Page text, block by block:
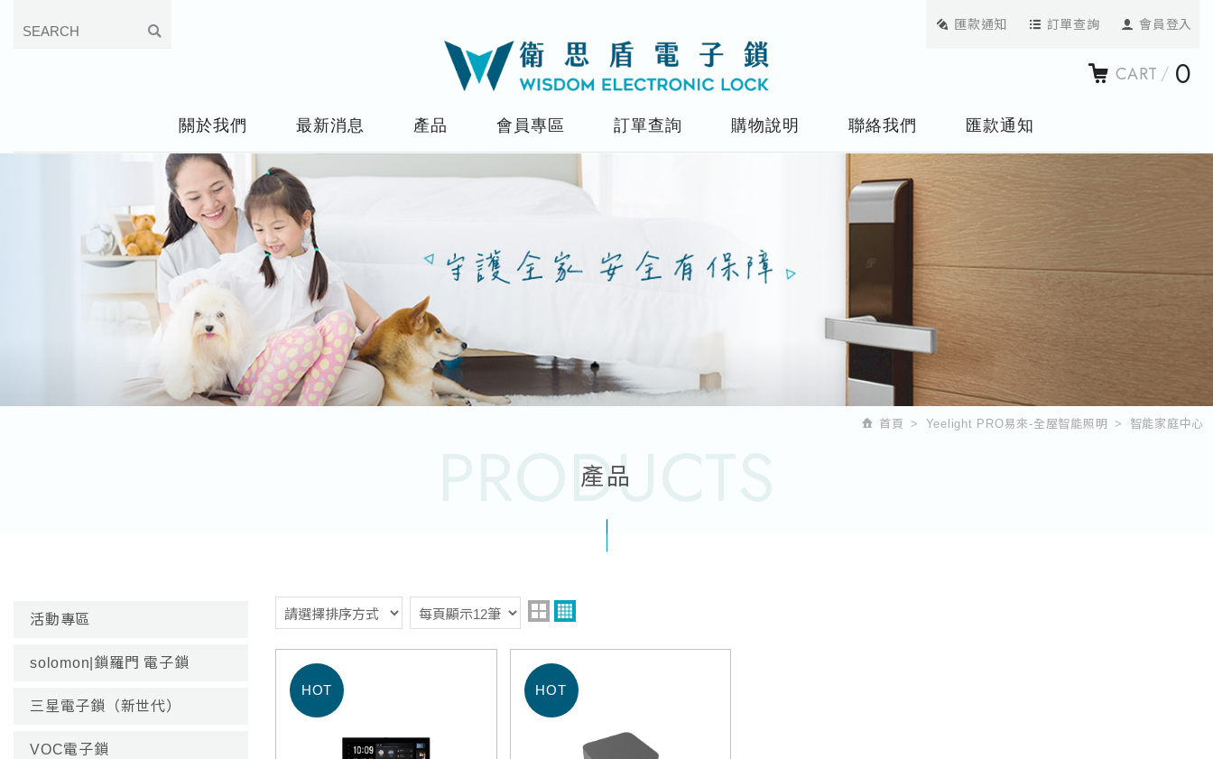
匯款通知 訂單查詢 會員登入
CART 0
關於我們 最新消息 產品 會員專區 訂單查詢 購物說明 聯絡我們 匯款通知
首頁 Yeelight PRO易來-全屋智能照明 智能家庭中心
PRODUCTS
產品
活動專區
solomon|鎖羅門 電子鎖
三星電子鎖（新世代）
VOC電子鎖